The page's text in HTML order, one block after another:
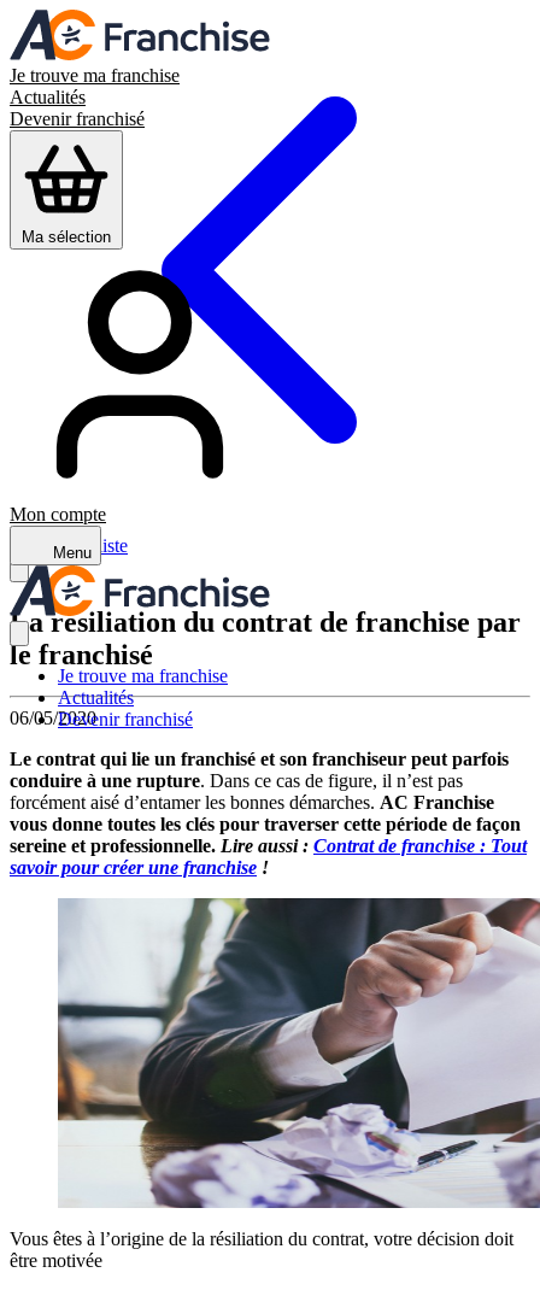
Je trouve ma franchise
Actualités
Devenir franchisé
Ma sélection
Mon compte
Menu
Je trouve ma franchise
Actualités
Devenir franchisé
Retour à la liste
La résiliation du contrat de franchise par
le franchisé
06/05/2020
Le contrat qui lie un franchisé et son franchiseur peut parfois
conduire à une rupture. Dans ce cas de figure, il n’est pas
forcément aisé d’entamer les bonnes démarches. AC Franchise
vous donne toutes les clés pour traverser cette période de façon
sereine et professionnelle. Lire aussi : Contrat de franchise : Tout
savoir pour créer une franchise !
Vous êtes à l’origine de la résiliation du contrat, votre décision doit
être motivée